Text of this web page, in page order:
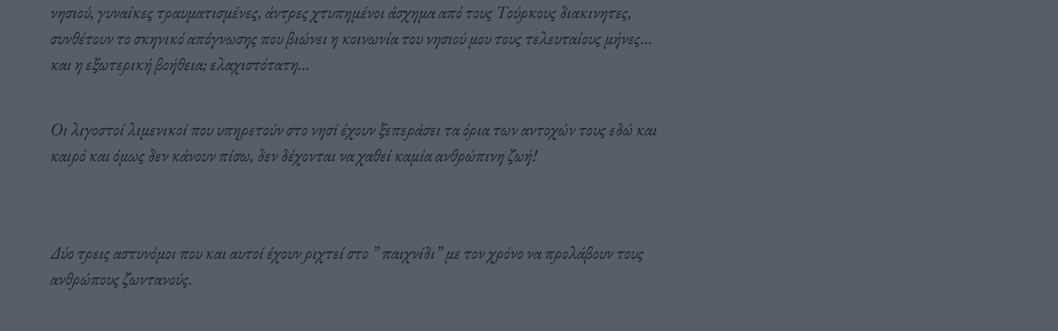
νησιού, γυναίκες τραυματισμένες, άντρες χτυπημένοι άσχημα από τους Τούρκους διακινητες,
συνθέτουν το σκηνικό απόγνωσης που βιώνει η κοινωνία του νησιού μου τους τελευταίους μήνες…
και η εξωτερική βοήθεια; ελαχιστότατη…
Οι λιγοστοί λιμενικοί που υπηρετούν στο νησί έχουν ξεπεράσει τα όρια των αντοχών τους εδώ και
καιρό και όμως δεν κάνουν πίσω, δεν δέχονται να χαθεί καμία ανθρώπινη ζωή!
Δύο τρεις αστυνόμοι που και αυτοί έχουν ριχτεί στο ” παιχνίδι” με τον χρόνο να προλάβουν τους
ανθρώπους ζωντανούς.